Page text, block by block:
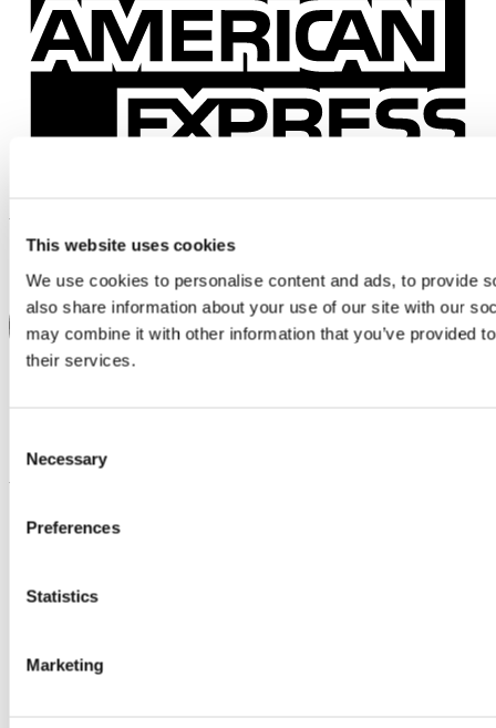
This website uses cookies
We use cookies to personalise content and ads, to provide
also share information about your use of our site with our
may combine it with other information that you’ve provided
their services.
Selection
Necessary
Preferences
Statistics
Marketing